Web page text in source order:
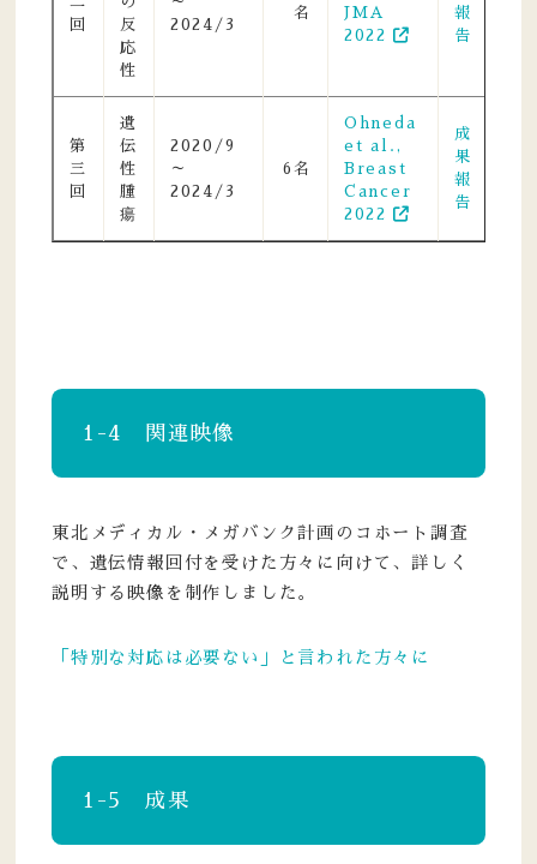
回
反
応
性
2024/3
名
JMA
2022
報
告
第
三
回
遺
伝
性
腫
瘍
2020/9
～
2024/3
6名
Ohneda
et al.,
Breast
Cancer
2022
成
果
報
告
1-4 関連映像
東北メディカル・メガバンク計画のコホート調査
で、遺伝情報回付を受けた方々に向けて、詳しく
説明する映像を制作しました。
「特別な対応は必要ない」と言われた方々に
1-5 成果